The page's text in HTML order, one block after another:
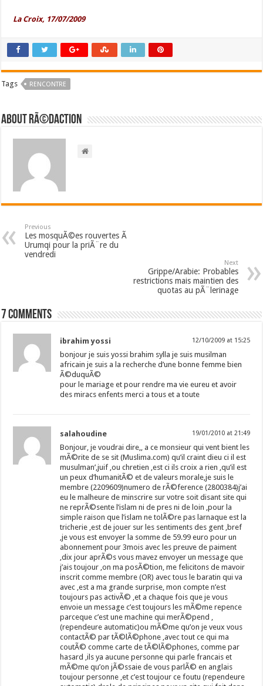
La Croix, 17/07/2009
Tags RENCONTRE
About RÃ©daction
Previous
Les mosquÃ©es rouvertes Ã
Urumqi pour la priÃ¨re du
vendredi
Next
Grippe/Arabie: Probables
restrictions mais maintien des
quotas au pÃ¨lerinage
7 comments
ibrahim yossi 12/10/2009 at 15:25
bonjour je suis yossi brahim sylla je suis musilman
africain je suis a la recherche d’une bonne femme bien
Ã©duquÃ©
pour le mariage et pour rendre ma vie eureu et avoir
des miracs enfents merci a tous et a toute
salahoudine 19/01/2010 at 21:49
Bonjour, je voudrai dire,, a ce monsieur qui vent bient les
mÃ©rite de se sit (Muslima.com) qu’il craint dieu ci il est
musulman’,juif ,ou chretien ,est ci ils croix a rien ,qu’il est
un peux d’humanitÃ© et de valeurs morale,je suis le
membre (2209609)numero de rÃ©ference (2800384)j’ai
eu le malheure de minscrire sur votre soit disant site qui
ne reprÃ©sente l’islam ni de pres ni de loin ,pour la
simple raison que l’islam ne tolÃ©re pas larnaque est la
tricherie ,est de jouer sur les sentiments des gent ,bref
,je vous est envoyer la somme de 59.99 euro pour un
abonnement pour 3mois avec les preuve de paiment
,dix jour aprÃ©s vous mavez envoyer un message que
j’ais toujour ,on ma posÃ©tion, me felicitons de mavoir
inscrit comme membre (OR) avec tous le baratin qui va
avec ,est a ma grande surprise, mon compte n’est
toujours pas activÃ© ,et a chaque fois que je vous
envoie un message c’est toujours les mÃ©me repence
parceque c’est une machine qui merÃ©pend ,
(rependeure automatic)ou mÃ©me qu’on je veux vous
contactÃ© par tÃ©lÃ©phone ,avec tout ce qui ma
coutÃ© comme carte de tÃ©lÃ©phones, comme par
hasard ,ils ya aucune personne qui parle francais et
mÃ©me qu’on jÃ©ssaie de vous parlÃ© en anglais
toujour personne ,et c’est toujour ce foutu (rependeure